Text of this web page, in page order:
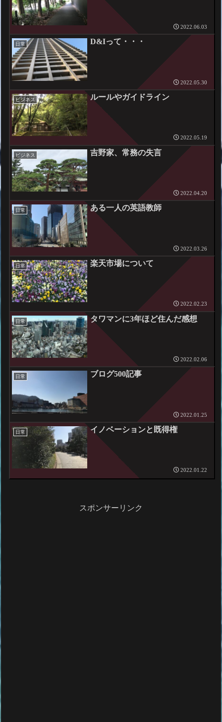
2022.06.03
日常 D&Iって・・・
2022.05.30
ビジネス ルールやガイドライン
2022.05.19
ビジネス 吉野家、常務の失言
2022.04.20
日常 ある一人の英語教師
2022.03.26
日常 楽天市場について
2022.02.23
日常 タワマンに3年ほど住んだ感想
2022.02.06
日常 ブログ500記事
2022.01.25
日常 イノベーションと既得権
2022.01.22
スポンサーリンク